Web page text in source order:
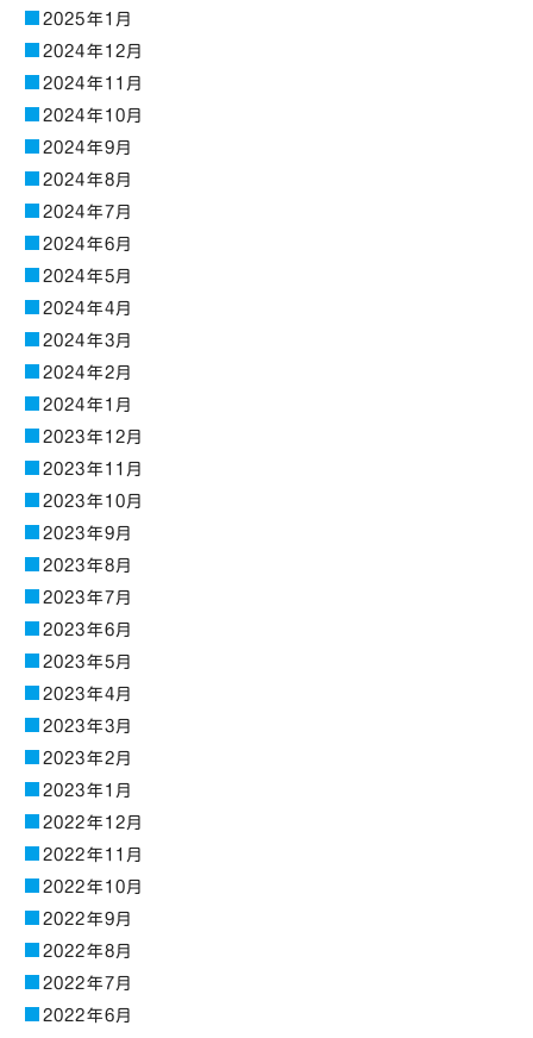
2025年1月
2024年12月
2024年11月
2024年10月
2024年9月
2024年8月
2024年7月
2024年6月
2024年5月
2024年4月
2024年3月
2024年2月
2024年1月
2023年12月
2023年11月
2023年10月
2023年9月
2023年8月
2023年7月
2023年6月
2023年5月
2023年4月
2023年3月
2023年2月
2023年1月
2022年12月
2022年11月
2022年10月
2022年9月
2022年8月
2022年7月
2022年6月